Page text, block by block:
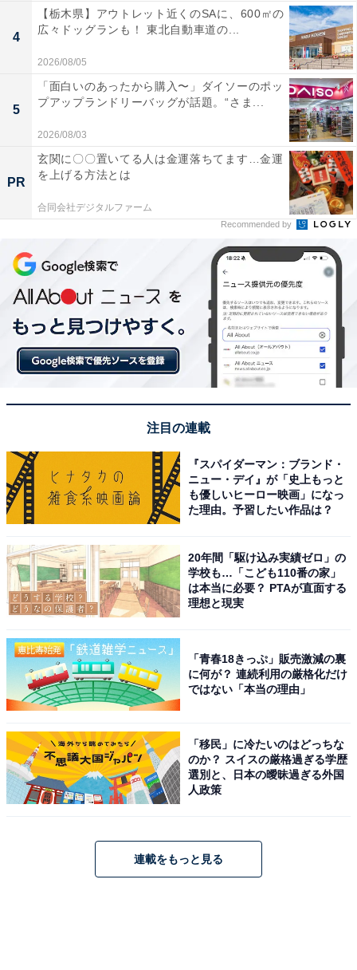
4
【栃木県】アウトレット近くのSAに、600㎡の
広々ドッグランも！ 東北自動車道の...
2026/08/05
5
「面白いのあったから購入〜」ダイソーのポッ
プアップランドリーバッグが話題。“さま...
2026/08/03
PR
玄関に〇〇置いてる人は金運落ちてます…金運
を上げる方法とは
合同会社デジタルファーム
Recommended by
注目の連載
『スパイダーマン：ブランド・
ニュー・デイ』が「史上もっと
も優しいヒーロー映画」になっ
た理由。予習したい作品は？
20年間「駆け込み実績ゼロ」の
学校も…「こども110番の家」
は本当に必要？ PTAが直面する
理想と現実
「青春18きっぷ」販売激減の裏
に何が？ 連続利用の厳格化だけ
ではない「本当の理由」
「移民」に冷たいのはどっちな
のか？ スイスの厳格過ぎる学歴
選別と、日本の曖昧過ぎる外国
人政策
連載をもっと見る